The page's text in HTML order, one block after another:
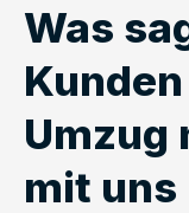
Was
Umzug
mit uns